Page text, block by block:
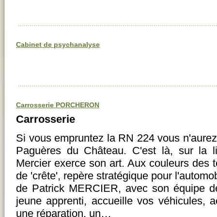
Cabinet de psychanalyse
Carrosserie PORCHERON
Carrosserie
Si vous empruntez la RN 224 vous
Paguères du Château. C'est là, sur la
Mercier exerce son art. Aux couleurs des
de 'crête', repère stratégique pour
de Patrick MERCIER, avec son équipe
jeune apprenti, accueille vos véhicules,
une réparation, un…